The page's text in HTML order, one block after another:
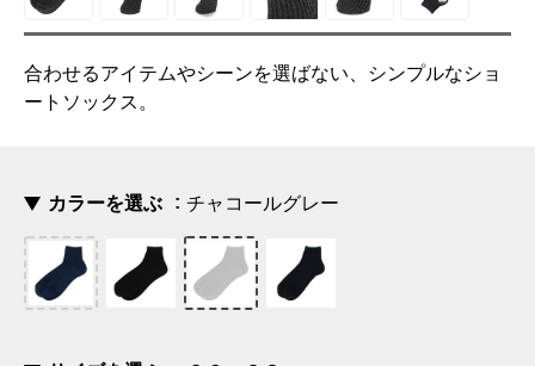
合わせるアイテムやシーンを選ばない、シンプルなショ
ートソックス。
カラーを選ぶ チャコールグレー